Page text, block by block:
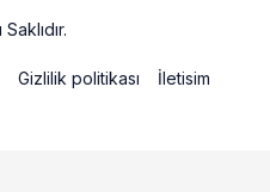
Gizlilik politikası İletisim